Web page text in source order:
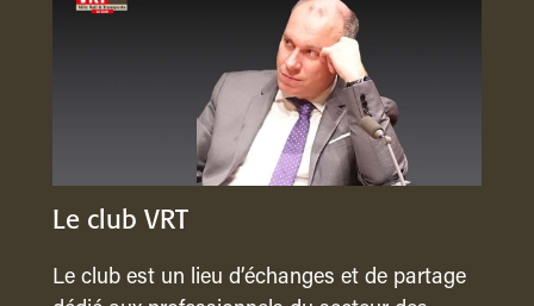
Le club VRT
Le club est un lieu d’échanges et de partage